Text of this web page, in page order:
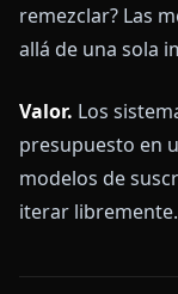
remezclar? Las
allá de una sola
Valor. Los
presupuesto en
modelos de
iterar libremente.